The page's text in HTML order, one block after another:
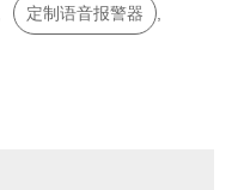
定制语音报警器